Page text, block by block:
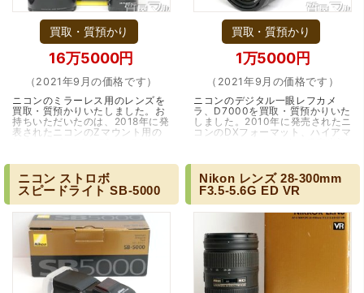
（大阪府池田市）丁寧に説明して頂き思っていたよりの金
額でした。一旦持ち帰りましたが、良い金額だったので買
買取・質預かり
16万5000円
（2021年9月の価格です）
ニコンのミラーレス用のレンズを
買取・質預かりいたしました。お
持ちいただいたのは、2018年に発
表されたニコンのZマウント用の
大三元とも呼ばれる…（大阪市）
買取・質預かり
1万5000円
（2021年9月の価格です）
ニコンのデジタル一眼レフカメ
ラ、D7000を買取・質預かりいた
しました。2010年に発売されたニ
コンのDXフォーマット、ハイアマ
ダブルスロット、視…（大阪・箕
面市）
ニコン ストロボ
スピードライト SB-5000
Nikon レンズ28-300mm
F3.5-5.6G ED VR